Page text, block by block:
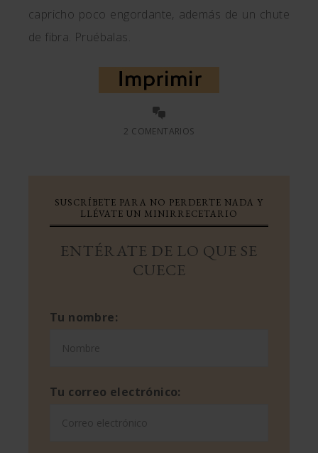
capricho poco engordante, además de un chute
de fibra. Pruébalas.
2 COMENTARIOS
SUSCRÍBETE PARA NO PERDERTE NADA Y
LLÉVATE UN MINIRRECETARIO
ENTÉRATE DE LO QUE SE
CUECE
Tu nombre:
Tu correo electrónico: